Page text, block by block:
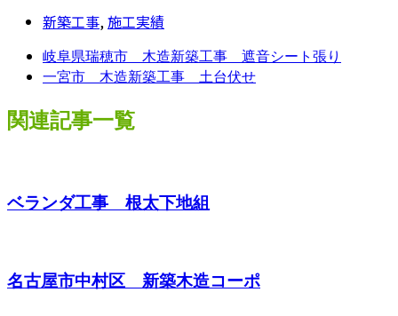
新築工事,施工実績
岐阜県瑞穂市 木造新築工事 遮音シート張り
一宮市 木造新築工事 土台伏せ
関連記事一覧
ベランダ工事 根太下地組
名古屋市中村区 新築木造コーポ